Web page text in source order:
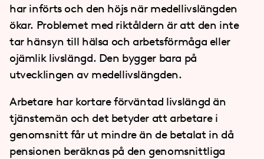
har införts och den höjs när medellivslängden
ökar. Problemet med riktåldern är att den inte
tar hänsyn till hälsa och arbetsförmåga eller
ojämlik livslängd. Den bygger bara på
utvecklingen av medellivslängden.
Arbetare har kortare förväntad livslängd än
tjänstemän och det betyder att arbetare i
genomsnitt får ut mindre än de betalat in då
pensionen beräknas på den genomsnittliga